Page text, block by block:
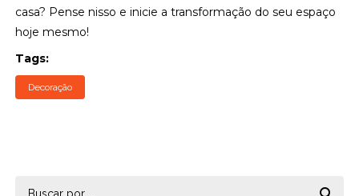
casa? Pense nisso e inicie a transformação do seu espaço
hoje mesmo!
Tags:
Decoração